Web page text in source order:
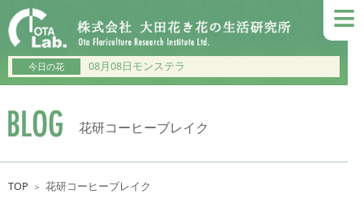
≡
今日の花 08月08日モンステラ
花研コーヒーブレイク
TOP ＞ 花研コーヒーブレイク